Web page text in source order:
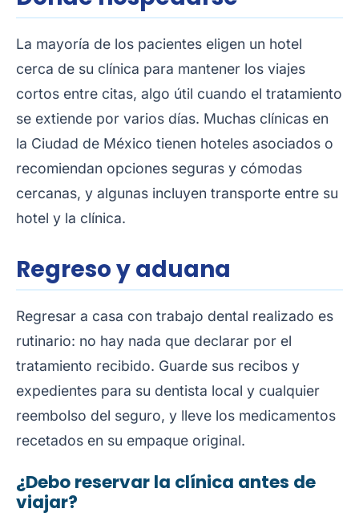
La mayoría de los pacientes eligen un hotel
cerca de su clínica para mantener los viajes
cortos entre citas, algo útil cuando el tratamiento
se extiende por varios días. Muchas clínicas en
la Ciudad de México tienen hoteles asociados o
recomiendan opciones seguras y cómodas
cercanas, y algunas incluyen transporte entre su
hotel y la clínica.
Regreso y aduana
Regresar a casa con trabajo dental realizado es
rutinario: no hay nada que declarar por el
tratamiento recibido. Guarde sus recibos y
expedientes para su dentista local y cualquier
reembolso del seguro, y lleve los medicamentos
recetados en su empaque original.
¿Debo reservar la clínica antes de
viajar?